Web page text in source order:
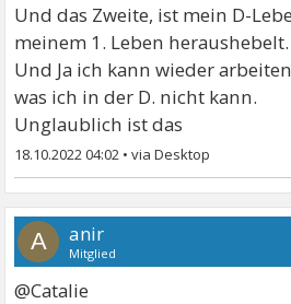
Und das Zweite, ist mein D-
meinem 1. Leben heraushebelt.
Und Ja ich kann wieder
was ich in der D. nicht kann.
Unglaublich ist das
18.10.2022 04:02 •
A anir
Mitglied
@Catalie